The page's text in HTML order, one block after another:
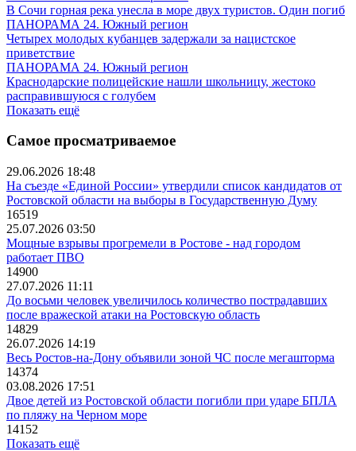
В Сочи горная река унесла в море двух туристов. Один погиб
ПАНОРАМА 24. Южный регион
Четырех молодых кубанцев задержали за нацистское
приветствие
ПАНОРАМА 24. Южный регион
Краснодарские полицейские нашли школьницу, жестоко
расправившуюся с голубем
Показать ещё
Самое просматриваемое
29.06.2026 18:48
На съезде «Единой России» утвердили список кандидатов от
Ростовской области на выборы в Государственную Думу
16519
25.07.2026 03:50
Мощные взрывы прогремели в Ростове - над городом
работает ПВО
14900
27.07.2026 11:11
До восьми человек увеличилось количество пострадавших
после вражеской атаки на Ростовскую область
14829
26.07.2026 14:19
Весь Ростов-на-Дону объявили зоной ЧС после мегашторма
14374
03.08.2026 17:51
Двое детей из Ростовской области погибли при ударе БПЛА
по пляжу на Черном море
14152
Показать ещё